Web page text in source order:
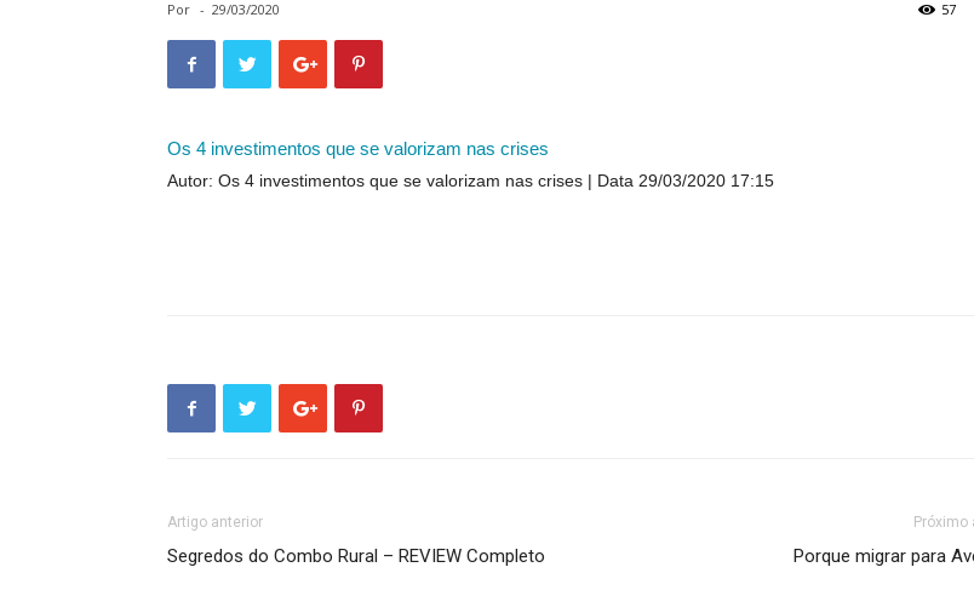
Por - 29/03/2020 57
Os 4 investimentos que se valorizam nas crises
Autor: Os 4 investimentos que se valorizam nas crises Data 29/03/2020 17:15
Artigo anterior
Segredos do Combo Rural – REVIEW Completo
Próximo
Porque migrar para